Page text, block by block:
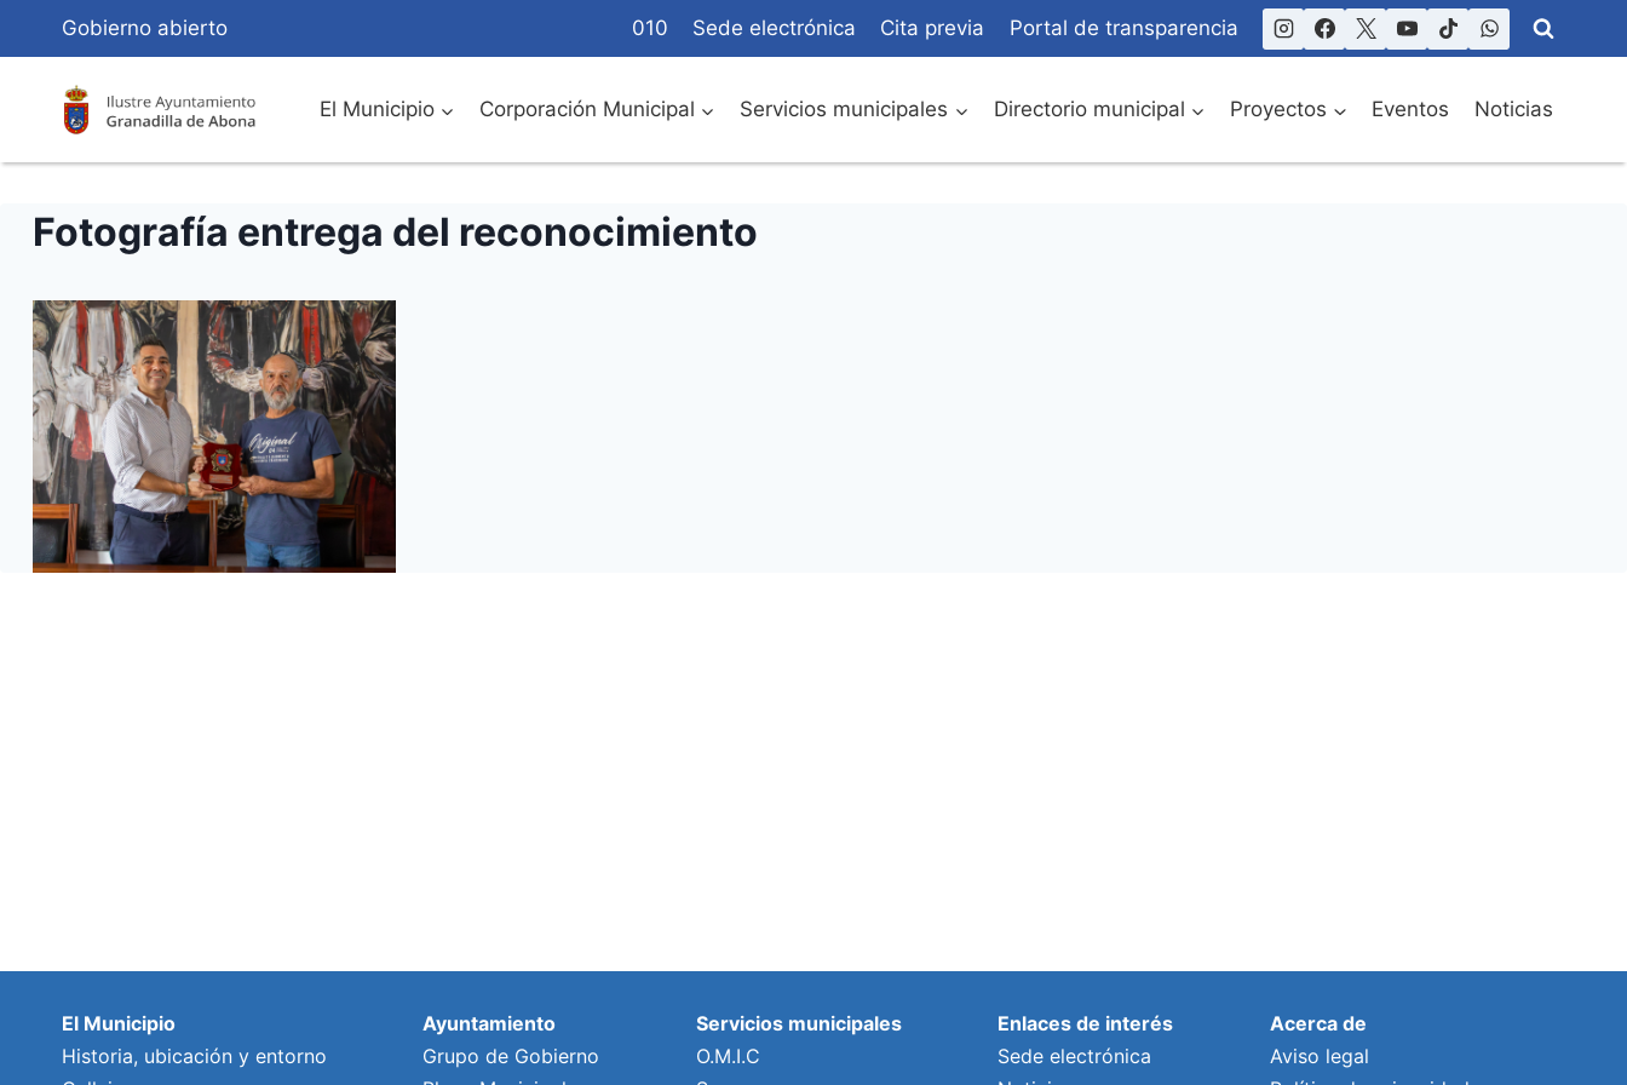
Contenido
Gobierno abierto 010 Sede electrónica Cita previa Portal de transparencia
El Municipio Corporación Municipal Servicios municipales Directorio municipal Proyectos Eventos Noticias
Fotografía entrega del reconocimiento
El Municipio
Historia, ubicación y entorno
Ayuntamiento
Grupo de Gobierno
Servicios municipales
O.M.I.C
Enlaces de interés
Sede electrónica
Acerca de
Aviso legal